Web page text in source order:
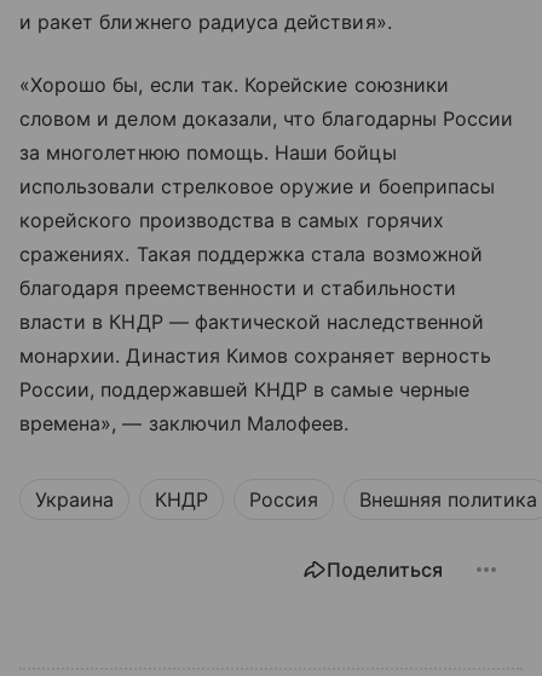
и ракет ближнего радиуса действия».
«Хорошо бы, если так. Корейские союзники
словом и делом доказали, что благодарны России
за многолетнюю помощь. Наши бойцы
использовали стрелковое оружие и боеприпасы
корейского производства в самых горячих
сражениях. Такая поддержка стала возможной
благодаря преемственности и стабильности
власти в КНДР — фактической наследственной
монархии. Династия Кимов сохраняет верность
России, поддержавшей КНДР в самые черные
времена», — заключил Малофеев.
Украина КНДР Россия Внешняя политика
Поделиться